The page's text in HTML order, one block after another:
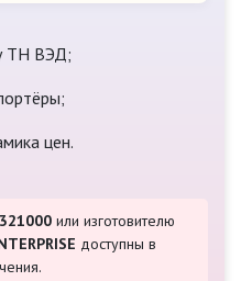
ТН ВЭД;
цен.
или изготовителю
доступны в